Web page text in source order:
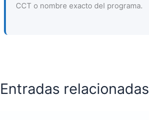
CCT o nombre exacto del programa.
Entradas relacionadas